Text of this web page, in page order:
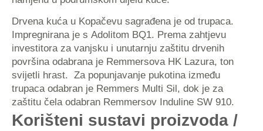
Drvena kuća u Kopačevu sagrađena je od trupaca.
Impregnirana je s Adolitom BQ1. Prema zahtjevu
investitora za vanjsku i unutarnju zaštitu drvenih
površina odabrana je Remmersova HK Lazura, ton
svijetli hrast. Za popunjavanje pukotina između
trupaca odabran je Remmers Multi Sil, dok je za
zaštitu čela odabran Remmersov Induline SW 910.
Korišteni sustavi proizvoda /